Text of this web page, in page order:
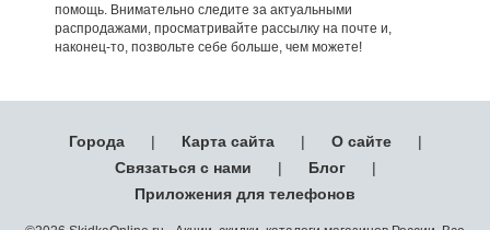
помощь. Внимательно следите за актуальными
распродажами, просматривайте рассылку на почте и,
наконец-то, позвольте себе больше, чем можете!
Города | Карта сайта | О сайте
|
Связаться с нами
| Блог
|
Приложения для телефонов